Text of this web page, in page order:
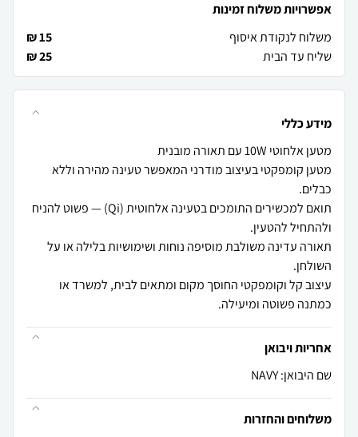
אפשרויות משלוח זמינות
משלוח לנקודת איסוף
15 ₪
שליח עד הבית
25 ₪
מידע כללי
מטען קומפקטי בעיצוב מודרני המאפשר טעינה מהירה וללא
תואם למכשירים התומכים בטעינה אלחוטית (Qi) — פשוט להניח
תאורה עדינה משולבת מוסיפה נוחות ושימושיות בלילה או על
עיצוב קל וקומפקטי החוסך מקום ומתאים לבית, למשרד או
כמתנה פשוטה ומיעילה.
אחריות ויבואן
שם היבואן: NAVY
משלוחים והחזרות